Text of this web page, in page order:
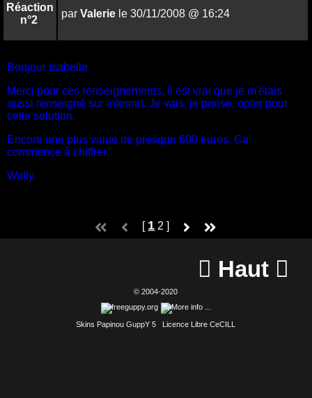
Réaction
n°2
parValerie le 30/11/2008 @ 16:24
Bonjour Isabelle
Merci pour ces renseignements, il est vrai que je m'étais
aussi renseigné sur internet. Je vais, je pense, opter pour
cette solution.
Encore une plus value de presque 600 euros. Ca
commence à chiffrer.
Wally
[ 1 2 ]
 Haut 
© 2004-2020
Skins Papinou GuppY 5 Licence Libre CeCILL